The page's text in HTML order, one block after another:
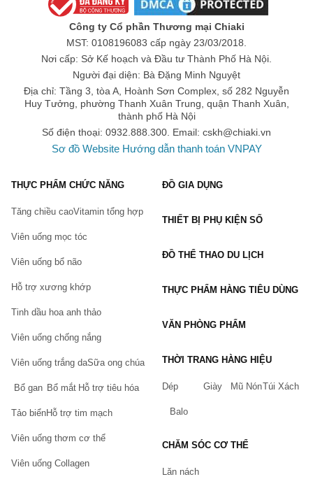
Công ty Cổ phần Thương mại Chiaki
MST: 0108196083 cấp ngày 23/03/2018.
Nơi cấp: Sở Kế hoạch và Đầu tư Thành Phố Hà Nội.
Người đại diện: Bà Đặng Minh Nguyệt
Địa chỉ: Tầng 3, tòa A, Hoành Sơn Complex, số 282 Nguyễn
Huy Tưởng, phường Thanh Xuân Trung, quận Thanh Xuân,
thành phố Hà Nội
Số điện thoại: 0932.888.300. Email: cskh@chiaki.vn
Sơ đồ Website Hướng dẫn thanh toán VNPAY
THỰC PHẨM CHỨC NĂNG
Tăng chiều caoVitamin tổng hợp
Viên uống mọc tóc
Viên uống bổ não
Hỗ trợ xương khớp
Tinh dầu hoa anh thảo
Viên uống chống nắng
Viên uống trắng daSữa ong chúa
Bổ gan Bổ mắt Hỗ trợ tiêu hóa
Tảo biểnHỗ trợ tim mạch
Viên uống thơm cơ thể
Viên uống Collagen
ĐỒ GIA DỤNG
THIẾT BỊ PHỤ KIỆN SỐ
ĐỒ THỂ THAO DU LỊCH
THỰC PHẨM HÀNG TIÊU DÙNG
VĂN PHÒNG PHẨM
THỜI TRANG HÀNG HIỆU
Dép Giày Mũ NónTúi Xách
Balo
CHĂM SÓC CƠ THỂ
Lăn nách